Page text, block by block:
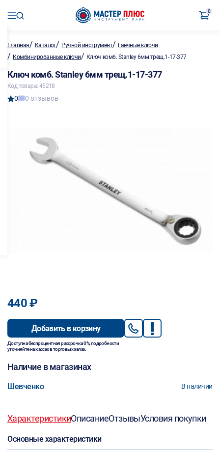
0
Главная/ Каталог/ Ручной инструмент/ Гаечные ключи
/ Комбинированные ключи/ Ключ комб. Stanley 6мм трещ.1-17-377
Ключ комб. Stanley 6мм трещ.1-17-377
Код товара: 45218
0 0 отзывов
440 ₽
Добавить в корзину
Доступна беспроцентная рассрочка 0%, подробности
уточняйте на кассах в торговых залах.
Наличие в магазинах
Шевченко В наличии
ХарактеристикиОписаниеОтзывыУсловия покупки
Основные характеристики